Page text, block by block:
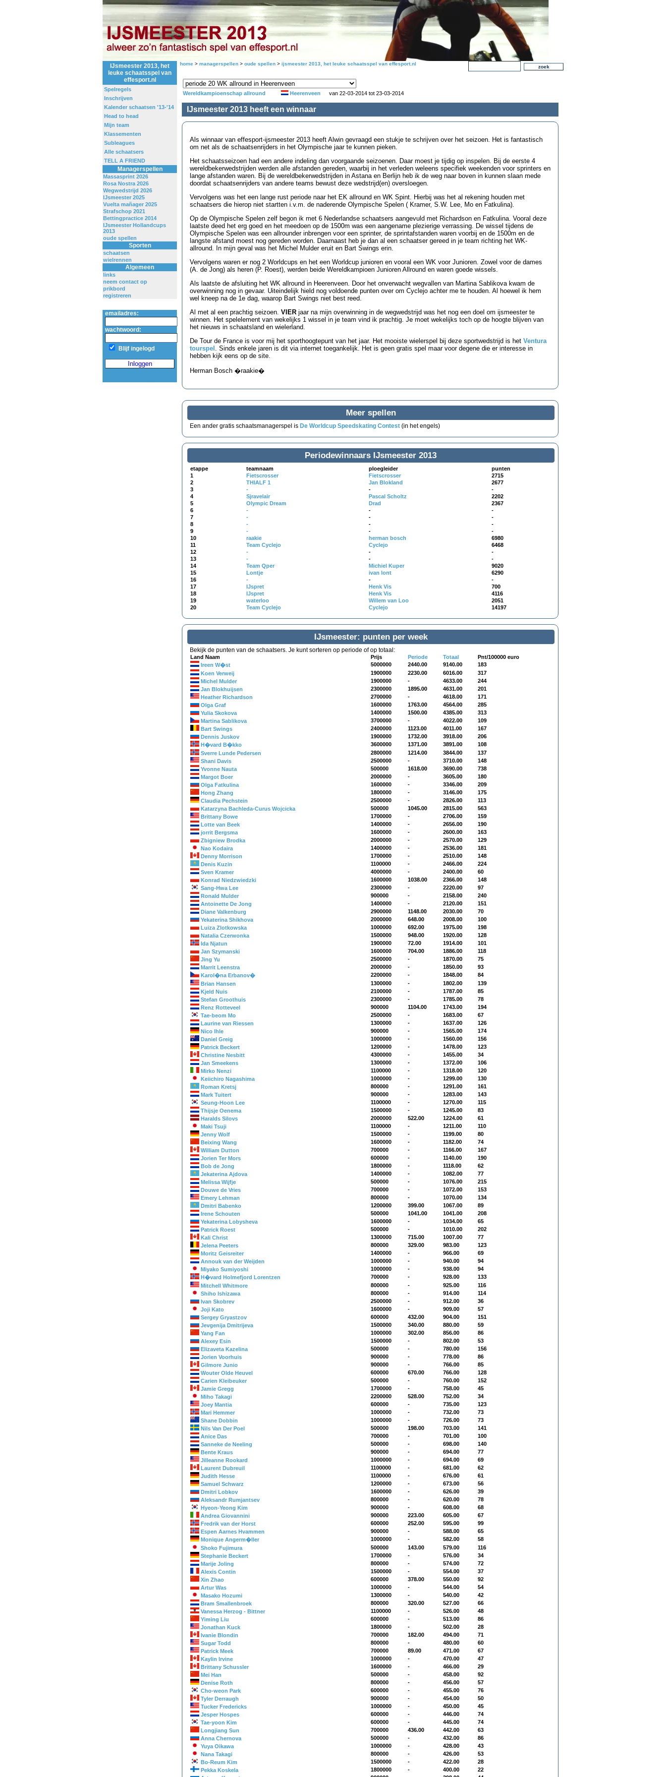
IJsmeester 2013, het
leuke schaatsspel van
effesport.nl
Spelregels
Inschrijven
Kalender schaatsen '13-'14
Head to head
Mijn team
Klassementen
Subleagues
Alle schaatsers
TELL A FRIEND
Managerspellen
Massasprint 2026
Rosa Nostra 2026
Wegwedstrijd 2026
IJsmeester 2025
Vuelta mañager 2025
Strafschop 2021
Bettingpractice 2014
IJsmeester Hollandcups
2013
oude spellen
Sporten
schaatsen
wielrennen
Algemeen
links
neem contact op
prikbord
registreren
emailadres:
wachtwoord:
Blijf ingelogd
home > managerspellen > oude spellen > ijsmeester 2013, het leuke schaatsspel van effesport.nl
Wereldkampioenschap allround Heerenveen van 22-03-2014 tot 23-03-2014
IJsmeester 2013 heeft een winnaar
Als winnaar van effesport-ijsmeester 2013 heeft Alwin gevraagd een stukje te schrijven over het seizoen. Het is fantastisch
om net als de schaatsenrijders in het Olympische jaar te kunnen pieken.
Het schaatsseizoen had een andere indeling dan voorgaande seizoenen. Daar moest je tijdig op inspelen. Bij de eerste 4
wereldbekerwedstrijden werden alle afstanden gereden, waarbij in het verleden weleens specifiek weekenden voor sprinters en
lange afstanden waren. Bij de wereldbekerwedstrijden in Astana en Berlijn heb ik de weg naar boven in kunnen slaan mede
doordat schaatsenrijders van andere teams bewust deze wedstrijd(en) oversloegen.
Vervolgens was het een lange rust periode naar het EK allround en WK Spint. Hierbij was het al rekening houden met
schaatsers die hierop niet startten i.v.m. de naderende Olympische Spelen ( Kramer, S.W. Lee, Mo en Fatkulina).
Op de Olympische Spelen zelf begon ik met 6 Nederlandse schaatsers aangevuld met Richardson en Fatkulina. Vooral deze
laatste deed het erg goed en het meedoen op de 1500m was een aangename plezierige verrassing. De wissel tijdens de
Olympische Spelen was een allrounder inbrengen voor een sprinter, de sprintafstanden waren voorbij en de 1500m en de
langste afstand moest nog gereden worden. Daarnaast heb je dan al een schaatser gereed in je team richting het WK-
allround. In mijn geval was het Michel Mulder eruit en Bart Swings erin.
Vervolgens waren er nog 2 Worldcups en het een Worldcup junioren en vooral een WK voor Junioren. Zowel voor de dames
(A. de Jong) als heren (P. Roest), werden beide Wereldkampioen Junioren Allround en waren goede wissels.
Als laatste de afsluiting het WK allround in Heerenveen. Door het onverwacht wegvallen van Martina Sablikova kwam de
overwinning nog in gevaar. Uiteindelijk hield nog voldoende punten over om Cyclejo achter me te houden. Al hoewel ik hem
wel kneep na de 1e dag, waarop Bart Swings niet best reed.
Al met al een prachtig seizoen. VIER jaar na mijn overwinning in de wegwedstrijd was het nog een doel om ijsmeester te
winnen. Het spelelement van wekelijks 1 wissel in je team vind ik prachtig. Je moet wekelijks toch op de hoogte blijven van
het nieuws in schaatsland en wielerland.
De Tour de France is voor mij het sporthoogtepunt van het jaar. Het mooiste wielerspel bij deze sportwedstrijd is het Ventura
tourspel . Sinds enkele jaren is dit via internet toegankelijk. Het is geen gratis spel maar voor degene die er interesse in
hebben kijk eens op de site.
Herman Bosch �raakie�
Meer spellen
Een ander gratis schaatsmanagerspel is De Worldcup Speedskating Contest (in het engels)
Periodewinnaars IJsmeester 2013
etappe teamnaam ploegleider
punten
1
Fietscrosser Fietscrosser
2715
2
THIALF 1 Jan Blokland
2677
3
- -
-
4
Sjravelair Pascal Scholtz
2202
5
Olympic Dream Drad
2367
6
- -
-
7
- -
-
8
- -
-
9
- -
-
10
raakie herman bosch
6980
11
Team Cyclejo Cyclejo
6468
12
- -
-
13
- -
-
14
Team Qper Michiel Kuper
9020
15
Lontje ivan lont
6290
16
- -
-
17
IJspret Henk Vis
700
18
IJspret Henk Vis
4116
19
waterloo Willem van Loo
2051
20
Team Cyclejo Cyclejo 14197
IJsmeester: punten per week
Bekijk de punten van de schaatsers. Je kunt sorteren op periode of op totaal:
Land Naam Prijs Periode Totaal
Pnt/100000 euro
Ireen W�st
5000000 2440.00 9140.00
183
Koen Verweij
1900000 2230.00 6016.00
317
Michel Mulder
1900000 - 4633.00
244
Jan Blokhuijsen
2300000 1895.00 4631.00
201
Heather Richardson
2700000 - 4618.00
171
Olga Graf
1600000 1763.00 4564.00
285
Yulia Skokova
1400000 1500.00 4385.00
313
Martina Sablikova
3700000 - 4022.00
109
Bart Swings
2400000 1123.00 4011.00
167
Dennis Juskov
1900000 1732.00 3918.00
206
H�vard B�kko
3600000 1371.00 3891.00
108
Sverre Lunde Pedersen
2800000 1214.00 3844.00
137
Shani Davis
2500000 - 3710.00
148
Yvonne Nauta
500000 1618.00 3690.00
738
Margot Boer
2000000 - 3605.00
180
Olga Fatkulina
1600000 - 3346.00
209
Hong Zhang
1800000 - 3146.00
175
Claudia Pechstein
2500000 - 2826.00
113
Katarzyna Bachleda-Curus Wojcicka
500000 1045.00 2815.00
563
Brittany Bowe
1700000 - 2706.00
159
Lotte van Beek
1400000 - 2656.00
190
jorrit Bergsma
1600000 - 2600.00
163
Zbigniew Brodka
2000000 - 2570.00
129
Nao Kodaira
1400000 - 2536.00
181
Denny Morrison
1700000 - 2510.00
148
Denis Kuzin
1100000 - 2466.00
224
Sven Kramer
4000000 - 2400.00
60
Konrad Niedzwiedzki
1600000 1038.00 2366.00
148
Sang-Hwa Lee
2300000 - 2220.00
97
Ronald Mulder
900000 - 2158.00
240
Antoinette De Jong
1400000 - 2120.00
151
Diane Valkenburg
2900000 1148.00 2030.00
70
Yekaterina Shikhova
2000000 648.00 2008.00
100
Luiza Zlotkowska
1000000 692.00 1975.00
198
Natalia Czerwonka
1500000 948.00 1920.00
128
Ida Njatun
1900000 72.00 1914.00
101
Jan Szymanski
1600000 704.00 1886.00
118
Jing Yu
2500000 - 1870.00
75
Marrit Leenstra
2000000 - 1850.00
93
Karol�na Erbanov�
2200000 - 1848.00
84
Brian Hansen
1300000 - 1802.00
139
Kjeld Nuis
2100000 - 1787.00
85
Stefan Groothuis
2300000 - 1785.00
78
Renz Rotteveel
900000 1104.00 1743.00
194
Tae-beom Mo
2500000 - 1683.00
67
Laurine van Riessen
1300000 - 1637.00
126
Nico Ihle
900000 - 1565.00
174
Daniel Greig
1000000 - 1560.00
156
Patrick Beckert
1200000 - 1478.00
123
Christine Nesbitt
4300000 - 1455.00
34
Jan Smeekens
1300000 - 1372.00
106
Mirko Nenzi
1100000 - 1318.00
120
Keiichiro Nagashima
1000000 - 1299.00
130
Roman Kretsj
800000 - 1291.00
161
Mark Tuitert
900000 - 1283.00
143
Seung-Hoon Lee
1100000 - 1270.00
115
Thijsje Oenema
1500000 - 1245.00
83
Haralds Silovs
2000000 522.00 1224.00
61
Maki Tsuji
1100000 - 1211.00
110
Jenny Wolf
1500000 - 1199.00
80
Beixing Wang
1600000 - 1182.00
74
William Dutton
700000 - 1166.00
167
Jorien Ter Mors
600000 - 1140.00
190
Bob de Jong
1800000 - 1118.00
62
Jekaterina Ajdova
1400000 - 1082.00
77
Melissa Wijfje
500000 - 1076.00
215
Douwe de Vries
700000 - 1072.00
153
Emery Lehman
800000 - 1070.00
134
Dmitri Babenko
1200000 399.00 1067.00
89
Irene Schouten
500000 1041.00 1041.00
208
Yekaterina Lobysheva
1600000 - 1034.00
65
Patrick Roest
500000 - 1010.00
202
Kali Christ
1300000 715.00 1007.00
77
Jelena Peeters
800000 329.00 983.00
123
Moritz Geisreiter
1400000 - 966.00
69
Annouk van der Weijden
1000000 - 940.00
94
Miyako Sumiyoshi
1000000 - 938.00
94
H�vard Holmefjord Lorentzen
700000 - 928.00
133
Mitchell Whitmore
800000 - 925.00
116
Shiho Ishizawa
800000 - 914.00
114
Ivan Skobrev
2500000 - 912.00
36
Joji Kato
1600000 - 909.00
57
Sergey Gryastzov
600000 432.00 904.00
151
Jevgenija Dmitrijeva
1500000 340.00 880.00
59
Yang Fan
1000000 302.00 856.00
86
Alexey Esin
1500000 - 802.00
53
Elizaveta Kazelina
500000 - 780.00
156
Jorien Voorhuis
900000 - 778.00
86
Gilmore Junio
900000 - 766.00
85
Wouter Olde Heuvel
600000 670.00 766.00
128
Carien Kleibeuker
500000 - 760.00
152
Jamie Gregg
1700000 - 758.00
45
Miho Takagi
2200000 528.00 752.00
34
Joey Mantia
600000 - 735.00
123
Mari Hemmer
1000000 - 732.00
73
Shane Dobbin
1000000 - 726.00
73
Nils Van Der Poel
500000 198.00 703.00
141
Anice Das
700000 - 701.00
100
Sanneke de Neeling
500000 - 698.00
140
Bente Kraus
900000 - 694.00
77
Jilleanne Rookard
1000000 - 694.00
69
Laurent Dubreuil
1100000 - 681.00
62
Judith Hesse
1100000 - 676.00
61
Samuel Schwarz
1200000 - 673.00
56
Dmitri Lobkov
1600000 - 626.00
39
Aleksandr Rumjantsev
800000 - 620.00
78
Hyeon-Yeong Kim
900000 - 608.00
68
Andrea Giovannini
900000 223.00 605.00
67
Fredrik van der Horst
600000 252.00 595.00
99
Espen Aarnes Hvammen
900000 - 588.00
65
Monique Angerm�ller
1000000 - 582.00
58
Shoko Fujimura
500000 143.00 579.00
116
Stephanie Beckert
1700000 - 576.00
34
Marije Joling
800000 - 574.00
72
Alexis Contin
1500000 - 554.00
37
Xin Zhao
600000 378.00 550.00
92
Artur Was
1000000 - 544.00
54
Masako Hozumi
1300000 - 540.00
42
Bram Smallenbroek
800000 320.00 527.00
66
Vanessa Herzog - Bittner
1100000 - 526.00
48
Yiming Liu
600000 - 513.00
86
Jonathan Kuck
1800000 - 502.00
28
Ivanie Blondin
700000 182.00 494.00
71
Sugar Todd
800000 - 480.00
60
Patrick Meek
700000 89.00 471.00
67
Kaylin Irvine
1000000 - 470.00
47
Brittany Schussler
1600000 - 466.00
29
Mei Han
500000 - 458.00
92
Denise Roth
800000 - 456.00
57
Cho-weon Park
600000 - 455.00
76
Tyler Derraugh
900000 - 454.00
50
Tucker Fredericks
1000000 - 450.00
45
Jesper Hospes
600000 - 446.00
74
Tae-yoon Kim
600000 - 445.00
74
Longjiang Sun
700000 436.00 442.00
63
Anna Chernova
500000 - 432.00
86
Yuya Oikawa
1000000 - 428.00
43
Nana Takagi
800000 - 426.00
53
Bo-Reum Kim
1500000 - 422.00
28
Pekka Koskela
1800000 - 400.00
22